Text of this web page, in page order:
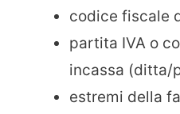
codice fiscale
partita IVA o
incassa (ditta/
estremi della